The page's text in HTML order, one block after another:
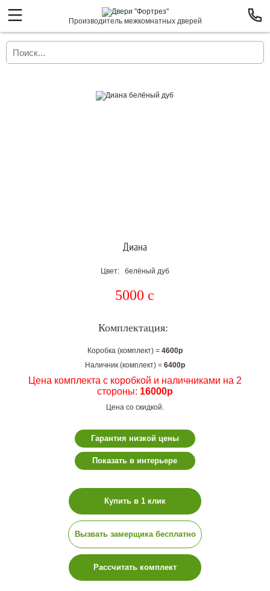
Производитель межкомнатных дверей
Диана
Цвет: белёный дуб
5000 c
Комплектация:
Коробка (комплект) = 4600р
Наличник (комплект) = 6400р
Цена комплекта с коробкой и наличниками на 2
стороны: 16000р
Цена со скидкой.
Гарантия низкой цены
Показать в интерьере
Купить в 1 клик
Вызвать замерщика бесплатно
Рассчитать комплект